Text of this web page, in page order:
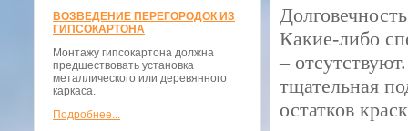
ВОЗВЕДЕНИЕ ПЕРЕГОРОДОК ИЗ
ГИПСОКАРТОНА
Монтажу гипсокартона должна
предшествовать установка
металлического или деревянного
каркаса.
Подробнее...
Какие-либо
–
тщательная
остатков